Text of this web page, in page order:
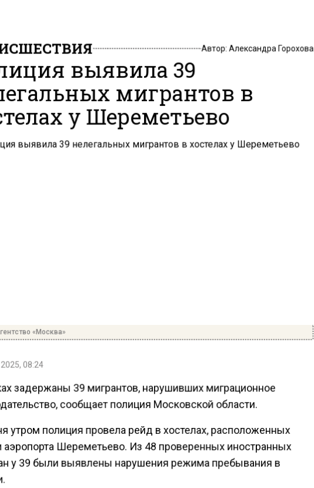
Автор: Александра Горохова
выявила 39
мигрантов в
у Шереметьево
«Москва»
08:24
задержаны 39 мигрантов, нарушивших миграционное
сообщает полиция Московской области.
утром полиция провела рейд в хостелах, расположенных
аэропорта Шереметьево. Из 48 проверенных иностранных
у 39 были выявлены нарушения режима пребывания в